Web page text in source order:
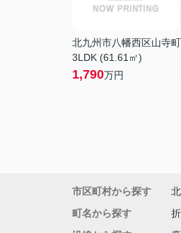
北九州市八幡西区山寺町
3LDK (61.61㎡)
1,790万円
市区町村から探す
町名から探す